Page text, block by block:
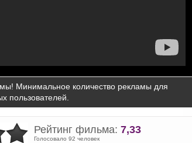
Минимальное количество рекламы для
пользователей.
Рейтинг фильма: 7,33
Голосовало 92 человек